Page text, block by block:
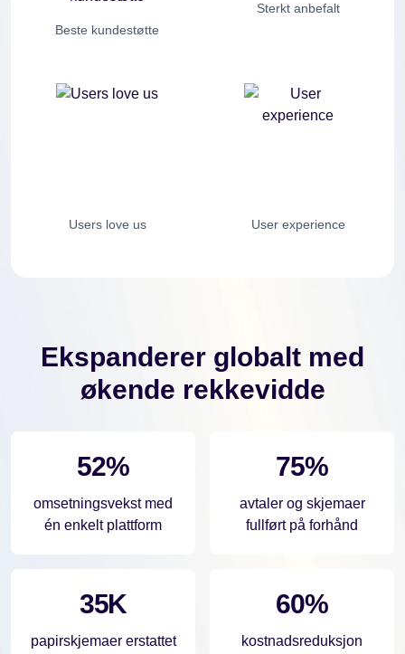
Beste kundestøtte
Sterkt anbefalt
Users love us User experience
Ekspanderer globalt med
økende rekkevidde
52%
omsetningsvekst med
én enkelt plattform
75%
avtaler og skjemaer
fullført på forhånd
35K
papirskjemaer erstattet
60%
kostnadsreduksjon